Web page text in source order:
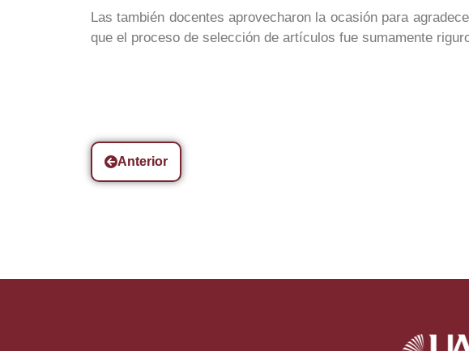
Las también docentes aprovecharon la ocasión para
que el proceso de selección de artículos fue sumamente
Anterior